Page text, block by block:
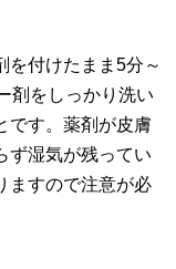
を付けたまま5分～
剤をしっかり洗い
です。薬剤が皮膚
ず湿気が残ってい
ますので注意が必